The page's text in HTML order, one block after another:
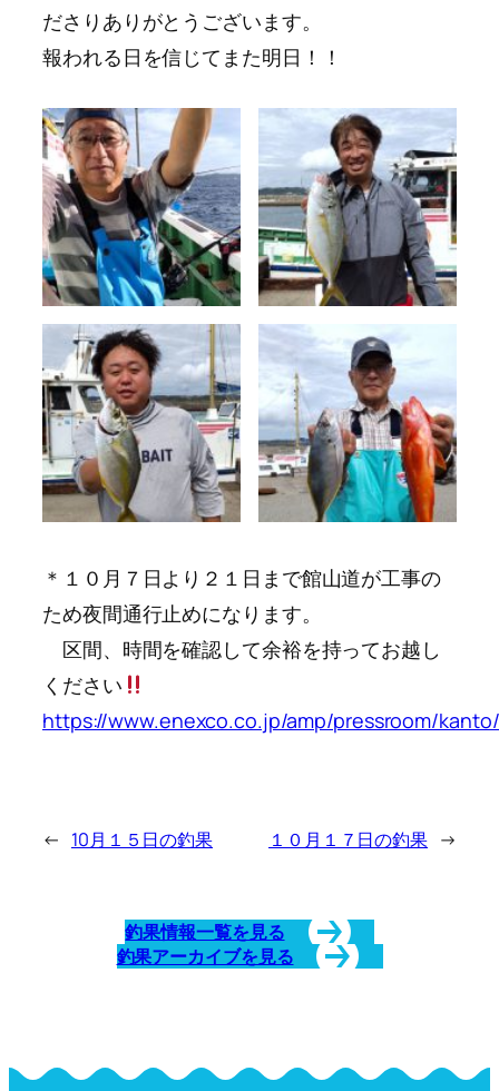
ださりありがとうございます。
報われる日を信じてまた明日！！
＊１０月７日より２１日まで館山道が工事の
ため夜間通行止めになります。
区間、時間を確認して余裕を持ってお越し
ください
https://www.enexco.co.jp/amp/pressroom/
← 10月１５日の釣果 １０月１７日の釣果 →
釣果情報一覧を見る
釣果アーカイブを見る